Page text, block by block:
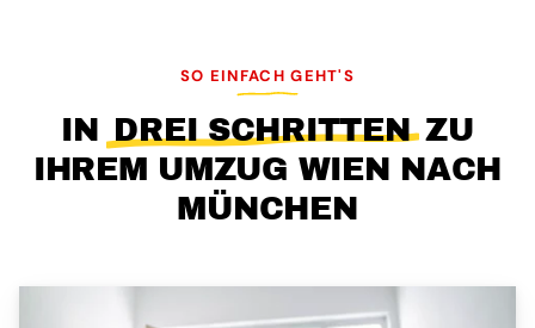
SO EINFACH GEHT'S
IN DREI SCHRITTENZU
IHREM UMZUG WIEN NACH
MÜNCHEN